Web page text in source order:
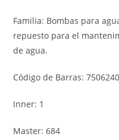
Familia: Bombas para
repuesto para el
de agua.
Código de Barras:
Inner: 1
Master: 684